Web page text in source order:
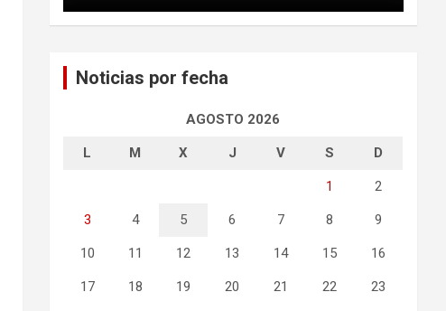
Noticias por fecha
AGOSTO 2026
L M X J V S D
1 2
3 4 5 6 7 8 9
10 11 12 13 14 15 16
17 18 19 20 21 22 23